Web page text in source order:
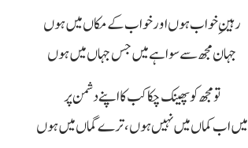
رہینِ خواب ہوں اور خواب کے مکاں میں ہوں
جہان مجھ سے سوا ہے میں جس جہاں میں ہوں
تو مجھ کو پھینک چکا کب کا اپنے دشمن پر
میں اب کماں میں نہیں ہوں، ترے گماں میں ہوں